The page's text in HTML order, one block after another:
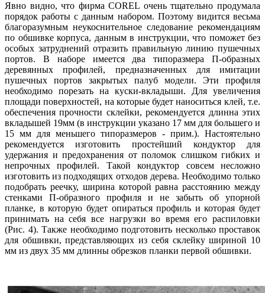
Явно видно, что фирма COREL очень тщательно продумала
порядок работы с данным набором. Поэтому видится весьма
благоразумным неукоснительное следование рекомендациям
по обшивке корпуса, данным в инструкции, что поможет без
особых затруднений отразить правильную линию пушечных
портов. В наборе имеется два типоразмера П-образных
деревянных профилей, предназначенных для имитации
пушечных портов закрытых палуб модели. Эти профиля
необходимо порезать на куски-вкладыши. Для увеличения
площади поверхностей, на которые будет наноситься клей, т.е.
обеспечения прочности склейки, рекомендуется длинна этих
вкладышей 19мм (в инструкции указано 17 мм для большего и
15 мм для меньшего типоразмеров - прим.). Настоятельно
рекомендуется изготовить простейший кондуктор для
удержания и предохранения от поломок слишком гибких и
непрочных профилей. Такой кондуктор совсем несложно
изготовить из подходящих отходов дерева. Необходимо только
подобрать реечку, ширина которой равна расстоянию между
стенками П-образного профиля и не забыть об упорной
планке, в которую будет опираться профиль и которая будет
принимать на себя все нагрузки во время его распиловки
(Рис. 4). Также необходимо подготовить несколько проставок
для обшивки, представляющих из себя склейку шириной 10
мм из двух 35 мм длинны обрезков планки первой обшивки.